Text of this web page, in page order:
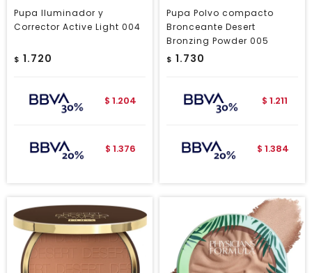
Pupa Iluminador y
Corrector Active Light 004
$ 1.720
$ 1.204
$ 1.376
Pupa Polvo compacto
Bronceante Desert
Bronzing Powder 005
$ 1.730
$ 1.211
$ 1.384